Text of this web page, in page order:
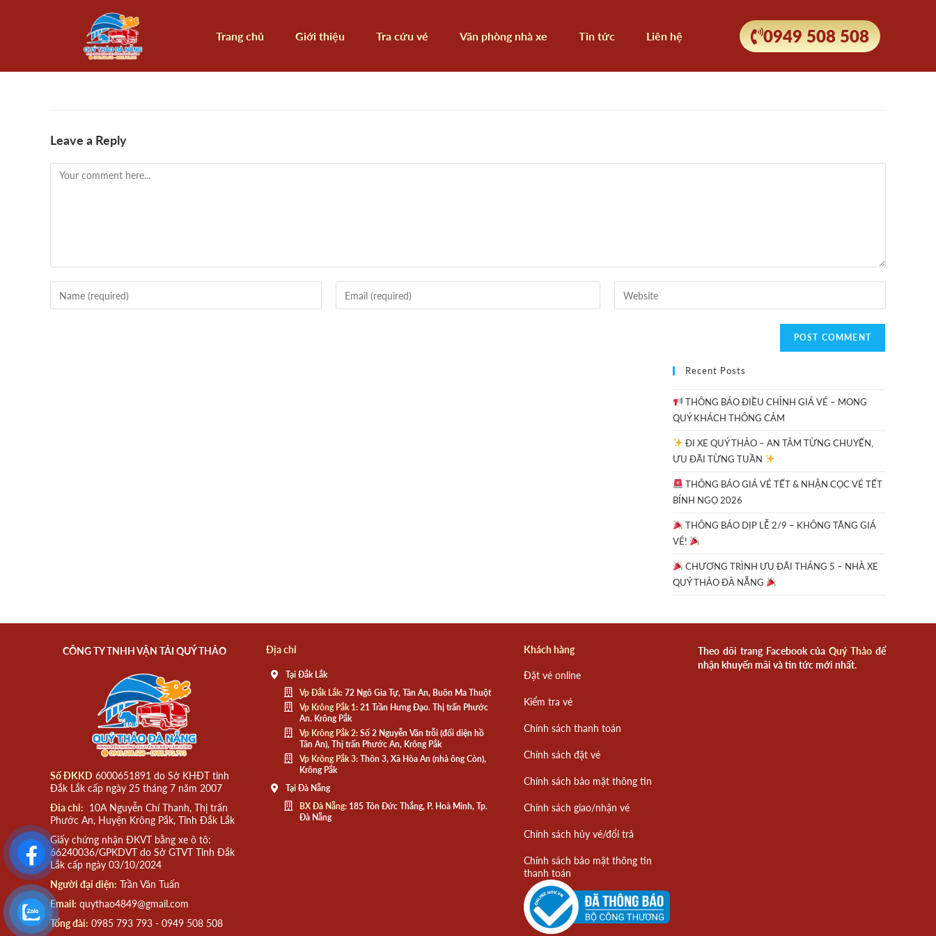
Trang chủ Giới thiệu Tra cứu vé Văn phòng nhà xe Tin tức Liên hệ 0949 508 508
Leave a Reply
Recent Posts
THÔNG BÁO ĐIỀU CHỈNH GIÁ VÉ – MONG
QUÝ KHÁCH THÔNG CẢM
ĐI XE QUÝ THẢO – AN TÂM TỪNG CHUYẾN,
ƯU ĐÃI TỪNG TUẦN
THÔNG BÁO GIÁ VÉ TẾT & NHẬN CỌC VÉ TẾT
BÍNH NGỌ 2026
THÔNG BÁO DỊP LỄ 2/9 – KHÔNG TĂNG GIÁ
VÉ!
CHƯƠNG TRÌNH ƯU ĐÃI THÁNG 5 – NHÀ XE
QUÝ THẢO ĐÀ NẴNG
CÔNG TY TNHH VẬN TẢI QUÝ THẢO
Số ĐKKD 6000651891 do Sở KHĐT tỉnh
Đắk Lắk cấp ngày 25 tháng 7 năm 2007
Đia chỉ: 10A Nguyễn Chí Thanh, Thị trấn
Phước An, Huyện Krông Pắk, Tỉnh Đắk Lắk
Giấy chứng nhận ĐKVT bằng xe ô tô:
66240036/GPKDVT do Sở GTVT Tỉnh Đắk
Lắk cấp ngày 03/10/2024
Người đại diện: Trần Văn Tuấn
Email: quythao4849@gmail.com
Tổng đài: 0985 793 793 - 0949 508 508
Địa chỉ
Tại Đắk Lắk
Vp Đắk Lắk:72 Ngô Gia Tự, Tân An, Buôn Ma Thuột
Vp Krông Pắk 1:21 Trần Hưng Đạo. Thị trấn Phước
An. Krông Pắk
Vp Krông Pắk 2:Số 2 Nguyễn Văn trỗi (đối diện hồ
Tân An), Thị trấn Phước An, Krông Pắk
Vp Krông Pắk 3:Thôn 3, Xã Hòa An (nhà ông Còn),
Krông Pắk
Tại Đà Nẵng
BX Đà Nẵng:185 Tôn Đức Thắng, P. Hoà Minh, Tp.
Đà Nẵng
Khách hàng
Đặt vé online
Kiểm tra vé
Chính sách thanh toán
Chính sách đặt vé
Chính sách bảo mật thông tin
Chính sách giao/nhận vé
Chính sách hủy vé/đổi trả
Chính sách bảo mật thông tin
thanh toán
Theo dõi trang Facebook củaQuý Thảo để
nhận khuyến mãi và tin tức mới nhất.